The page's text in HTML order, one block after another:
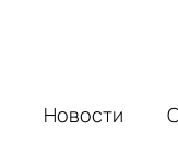
Новости